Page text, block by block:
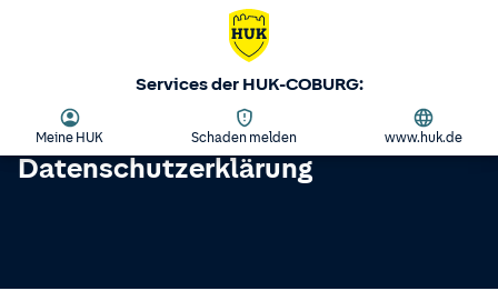
Services der HUK-COBURG:
Meine HUK Schaden melden www.huk.de
Datenschutzerklärung